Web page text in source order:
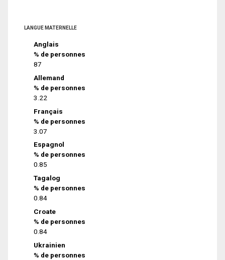
LANGUE MATERNELLE
Anglais
% de personnes
87
Allemand
% de personnes
3.22
Français
% de personnes
3.07
Espagnol
% de personnes
0.85
Tagalog
% de personnes
0.84
Croate
% de personnes
0.84
Ukrainien
% de personnes